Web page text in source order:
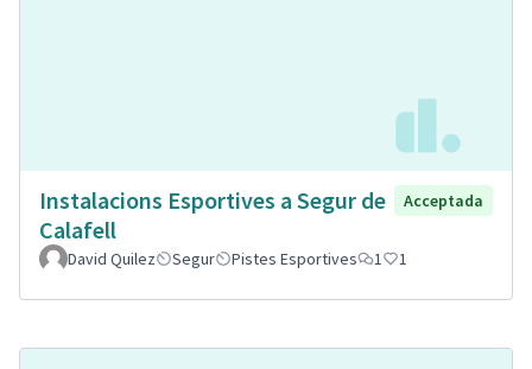
Instalacions Esportives a Segur de
Calafell
Acceptada
David Quilez Segur Pistes Esportives 1 1